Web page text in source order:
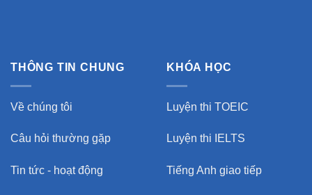
THÔNG TIN CHUNG
Về chúng tôi
Câu hỏi thường gặp
Tin tức - hoạt động
KHÓA HỌC
Luyện thi TOEIC
Luyện thi IELTS
Tiếng Anh giao tiếp